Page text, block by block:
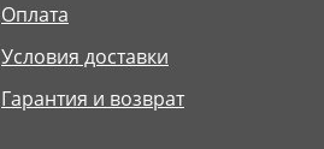
Оплата
Условия доставки
Гарантия и возврат